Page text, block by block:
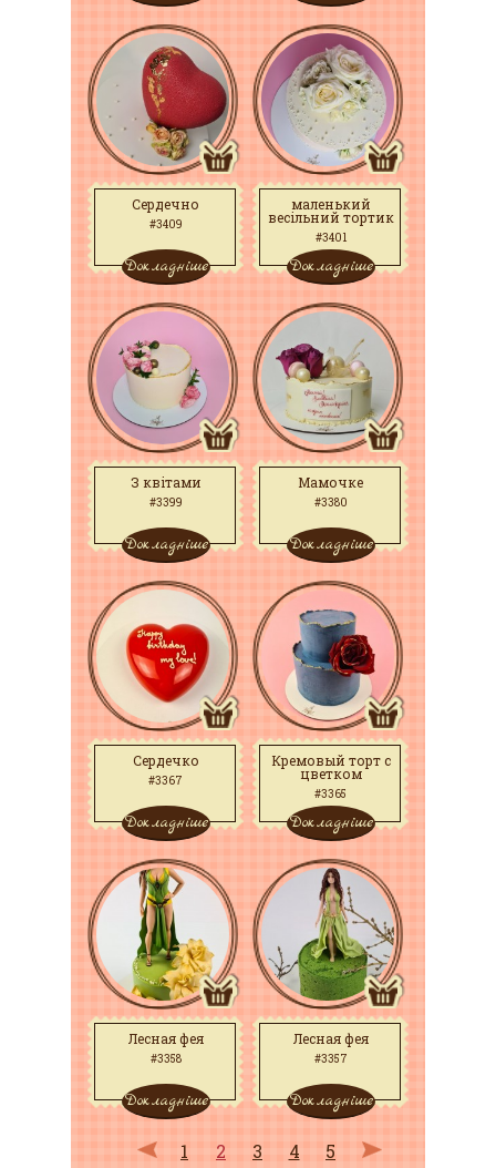
Сердечно
#3409
Докладніше
маленький
весільний тортик
#3401
Докладніше
З квітами
#3399
Докладніше
Мамочке
#3380
Докладніше
Сердечко
#3367
Докладніше
Кремовый торт с
цветком
#3365
Докладніше
Лесная фея
#3358
Докладніше
Лесная фея
#3357
Докладніше
1 2 3 4 5